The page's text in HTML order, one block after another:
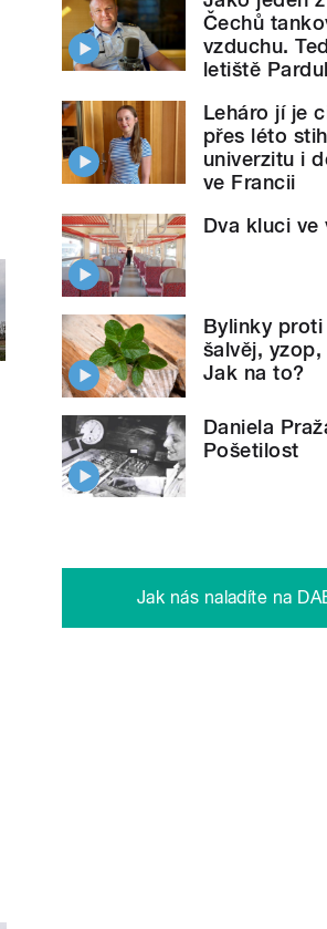
Čechů
vzduchu.
letiště
Leháro jí je
přes léto
univerzitu i
ve Francii
Dva kluci ve
Bylinky
šalvěj,
Jak na to?
Daniela
Pošetilost
Jak nás naladíte na